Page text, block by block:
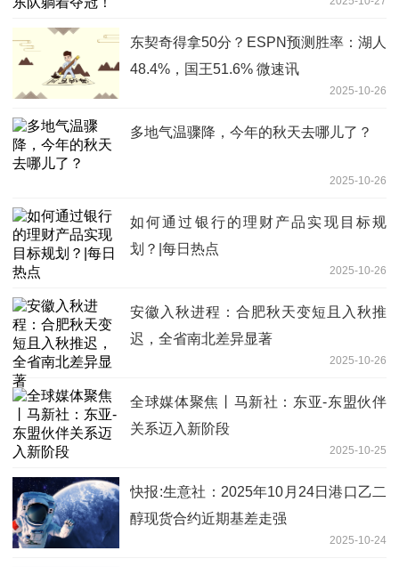
东契奇得拿50分？ESPN预测胜率：湖人
48.4%，国王51.6% 微速讯
2025-10-26
多地气温骤降，今年的秋天去哪儿了？
2025-10-26
如何通过银行的理财产品实现目标规
划？|每日热点
2025-10-26
安徽入秋进程：合肥秋天变短且入秋推
迟，全省南北差异显著
2025-10-26
全球媒体聚焦丨马新社：东亚-东盟伙伴
关系迈入新阶段
2025-10-25
快报:生意社：2025年10月24日港口乙二
醇现货合约近期基差走强
2025-10-24